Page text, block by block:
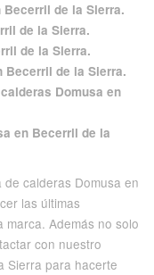
de la Sierra.
de la Sierra.
de la Sierra.
Becerril de la Sierra.
Domusa en
en Becerril de la
calderas Domusa en
las últimas
Además no solo
con nuestro
Sierra para hacerte